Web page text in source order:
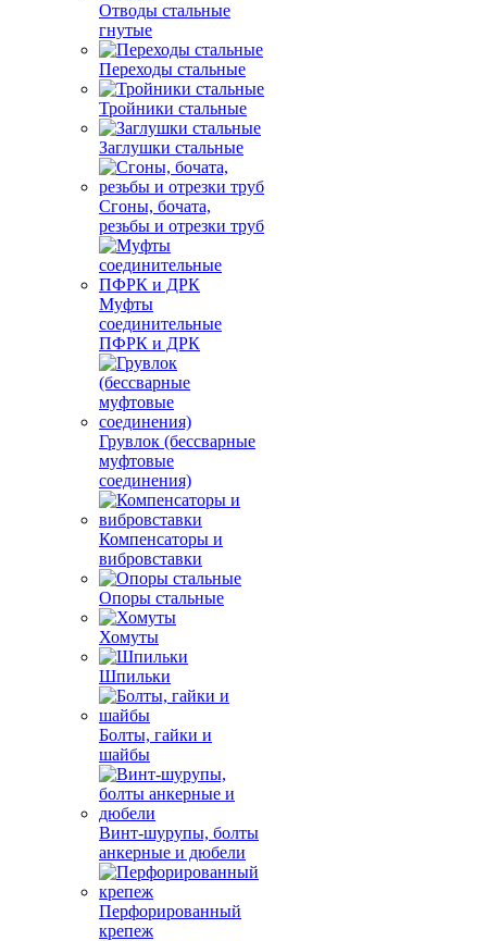
Отводы стальные
гнутые
Переходы стальные
Тройники стальные
Заглушки стальные
Сгоны, бочата,
резьбы и отрезки труб
Муфты
соединительные
ПФРК и ДРК
Грувлок (бессварные
муфтовые
соединения)
Компенсаторы и
вибровставки
Опоры стальные
Хомуты
Шпильки
Болты, гайки и
шайбы
Винт-шурупы, болты
анкерные и дюбели
Перфорированный
крепеж